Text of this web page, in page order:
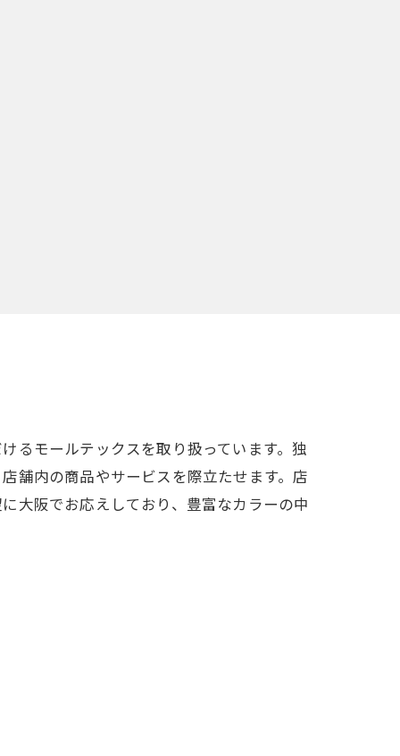
るモールテックスを取り扱っています。独
舗内の商品やサービスを際立たせます。店
大阪でお応えしており、豊富なカラーの中